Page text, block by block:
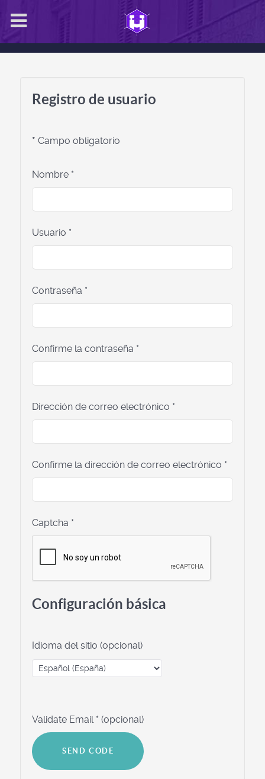
Registro de usuario
* Campo obligatorio
Nombre*
Usuario *
Contraseña *
Confirme la contraseña *
Dirección de correo electrónico *
Confirme la dirección de correo electrónico *
Captcha *
Configuración básica
Idioma del sitio (opcional)
Validate Email* (opcional)
SEND CODE